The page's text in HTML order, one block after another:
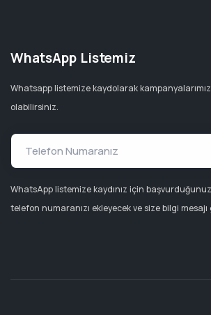
WhatsApp Listemiz
Whatsapp listemize kaydolarak
olabilirsiniz.
WhatsApp listemize kaydınız için
telefon numaranızı ekleyecek ve size bilgi